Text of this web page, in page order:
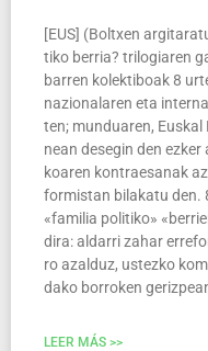
[EUS] (Boltxen
ti­ko berria? tri­lo­gia­ren
ba­rren kolek­ti­boak 8
nazio­na­la­ren eta
ten; mun­dua­ren,
nean desegin den
koa­ren kon­trae­sa­nak
for­mis­tan bila­ka­tu den.
«fami­lia poli­ti­ko»
dira: alda­rri zahar
ro azal­duz, ustez­ko
da­ko borro­ken
LEER MÁS >>